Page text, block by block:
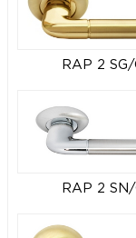
RAP 2 SG/
RAP 2